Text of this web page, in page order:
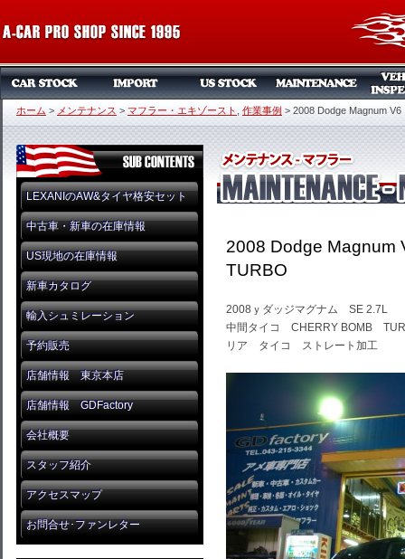
ホーム > メンテナンス > マフラー・エキゾースト 作業事例 > 2008 Dodge Magnum
LEXANIのAW&タイヤ格安セット
中古車・新車の在庫情報
US現地の在庫情報
新車カタログ
輸入シュミレーション
予約販売
店舗情報 東京本店
店舗情報 GDFactory
会社概要
スタッフ紹介
アクセスマップ
お問合せ･ファンレター
2008 Dodge
TURBO
2008ｙダッジマグナム SE 2.7L
中間タイコ CHERRY BOMB
リア タイコ ストレート加工